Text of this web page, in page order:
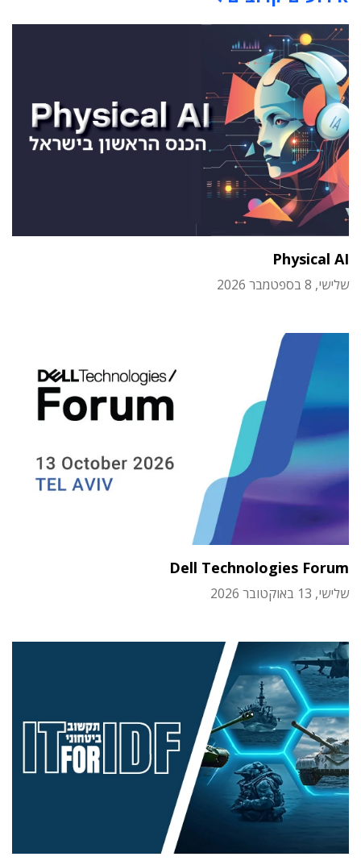
Physical AI
שלישי, 8 בספטמבר 2026
Dell Technologies Forum
שלישי, 13 באוקטובר 2026